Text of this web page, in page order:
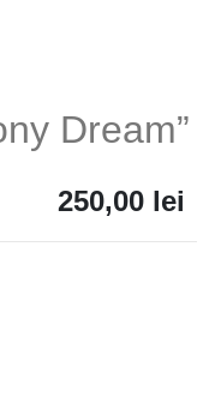
Dream”
250,00 lei